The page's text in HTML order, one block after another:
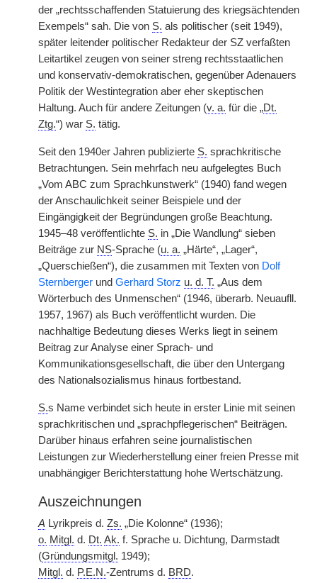
der „rechtsschaffenden Statuierung des kriegsächtenden
Exempels“ sah. Die von S. als politischer (seit 1949),
später leitender politischer Redakteur der SZ verfaßten
Leitartikel zeugen von seiner streng rechtsstaatlichen
und konservativ-demokratischen, gegenüber Adenauers
Politik der Westintegration aber eher skeptischen
Haltung. Auch für andere Zeitungen (v. a. für die „Dt.
Ztg.“) war S. tätig.
Seit den 1940er Jahren publizierte S. sprachkritische
Betrachtungen. Sein mehrfach neu aufgelegtes Buch
„Vom ABC zum Sprachkunstwerk“ (1940) fand wegen
der Anschaulichkeit seiner Beispiele und der
Eingängigkeit der Begründungen große Beachtung.
1945–48 veröffentlichte S. in „Die Wandlung“ sieben
Beiträge zur NS-Sprache (u. a. „Härte“, „Lager“,
„Querschießen“), die zusammen mit Texten von Dolf
Sternberger und Gerhard Storz u. d. T. „Aus dem
Wörterbuch des Unmenschen“ (1946, überarb. Neuaufll.
1957, 1967) als Buch veröffentlicht wurden. Die
nachhaltige Bedeutung dieses Werks liegt in seinem
Beitrag zur Analyse einer Sprach- und
Kommunikationsgesellschaft, die über den Untergang
des Nationalsozialismus hinaus fortbestand.
S.s Name verbindet sich heute in erster Linie mit seinen
sprachkritischen und „sprachpflegerischen“ Beiträgen.
Darüber hinaus erfahren seine journalistischen
Leistungen zur Wiederherstellung einer freien Presse mit
unabhängiger Berichterstattung hohe Wertschätzung.
Auszeichnungen
A Lyrikpreis d. Zs. „Die Kolonne“ (1936);
o. Mitgl. d. Dt. Ak. f. Sprache u. Dichtung, Darmstadt
(Gründungsmitgl. 1949);
Mitgl. d. P.E.N.-Zentrums d. BRD.